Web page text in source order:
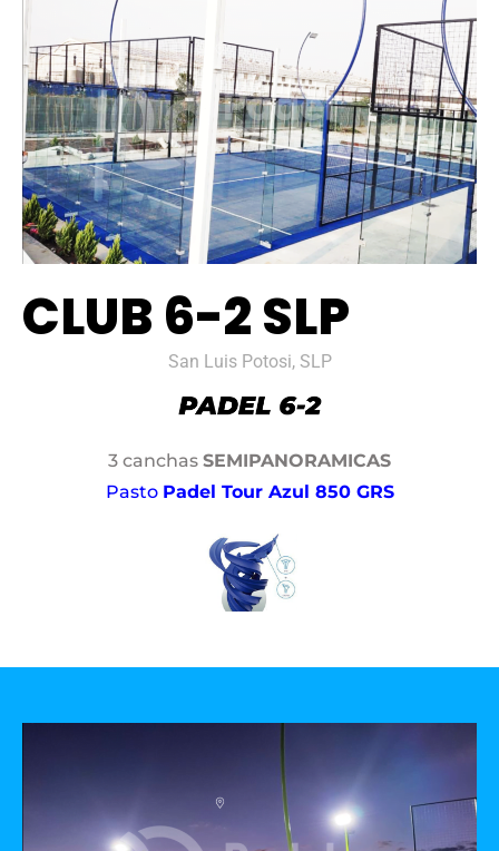
CLUB 6-2 SLP
San Luis Potosi, SLP
3 canchas SEMIPANORAMICAS
Pasto Padel Tour Azul 850 GRS